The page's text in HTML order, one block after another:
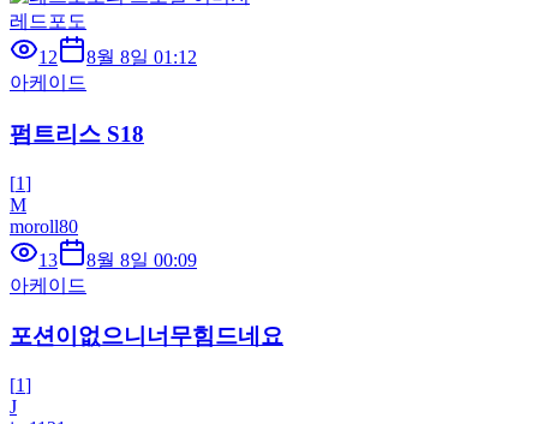
레드포도
12
8월 8일 01:12
아케이드
펌트리스 S18
[1]
M
moroll80
13
8월 8일 00:09
아케이드
포션이없으니너무힘드네요
[1]
J